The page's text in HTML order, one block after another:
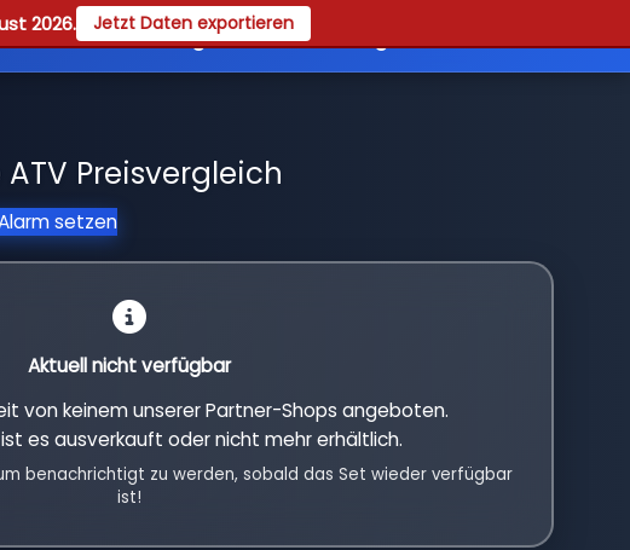
2026. Jetzt Daten exportieren
Guides Registrieren
ATV Preisvergleich
setzen
Aktuell nicht verfügbar
von keinem unserer Partner-Shops angeboten.
es ausverkauft oder nicht mehr erhältlich.
benachrichtigt zu werden, sobald das Set wieder verfügbar
ist!